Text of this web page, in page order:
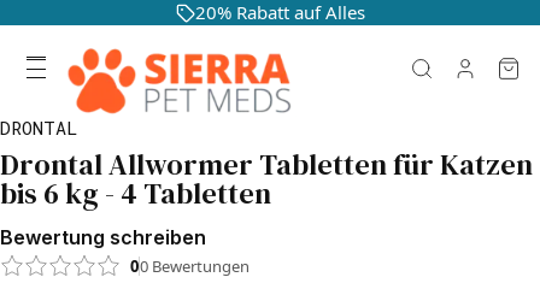
20% Rabatt auf Alles
DRONTAL
Drontal Allwormer Tabletten für Katzen
bis 6 kg - 4 Tabletten
Bewertung schreiben
00 Bewertungen